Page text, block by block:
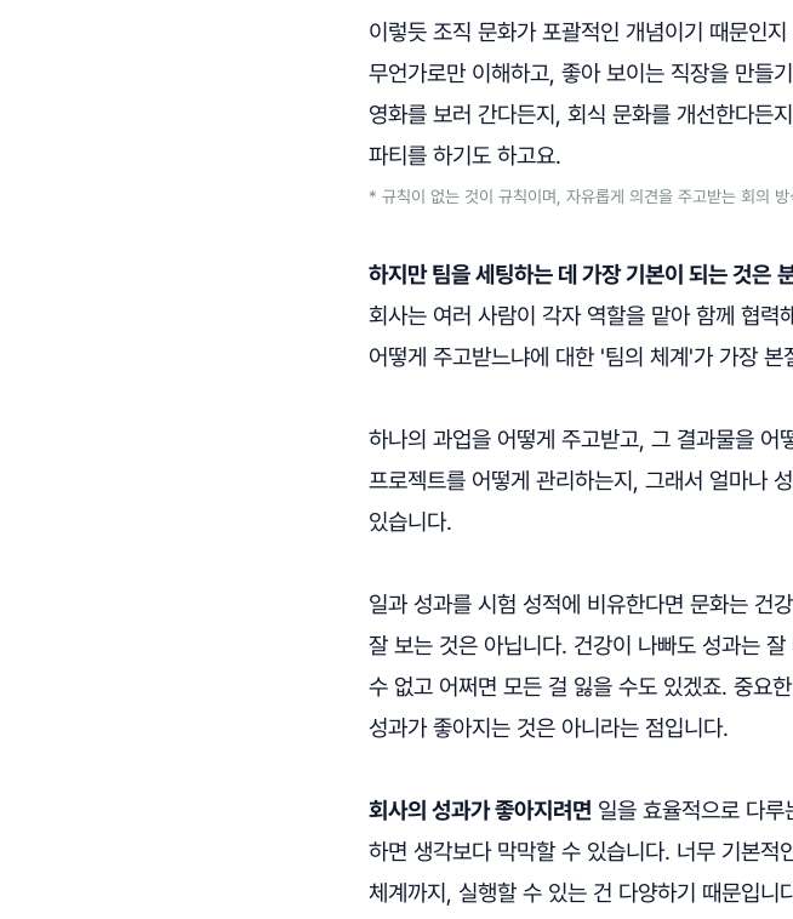
이렇듯 조직 문화가 포괄적인 개념이기 때문인
무언가로만 이해하고, 좋아 보이는 직장을 만들
영화를 보러 간다든지, 회식 문화를 개선한다
파티를 하기도 하고요.
* 규칙이 없는 것이 규칙이며, 자유롭게 의견을 주고받는 회의 방
하지만 팀을 세팅하는 데 가장 기본이 되는 것은
회사는 여러 사람이 각자 역할을 맡아 함께 협
어떻게 주고받느냐에 대한 '팀의 체계'가 가장 본
하나의 과업을 어떻게 주고받고, 그 결과물을 어
프로젝트를 어떻게 관리하는지, 그래서 얼마나
있습니다.
일과 성과를 시험 성적에 비유한다면 문화는 건
잘 보는 것은 아닙니다. 건강이 나빠도 성과는
수 없고 어쩌면 모든 걸 잃을 수도 있겠죠. 중요
성과가 좋아지는 것은 아니라는 점입니다.
회사의 성과가 좋아지려면 일을 효율적으로 다
하면 생각보다 막막할 수 있습니다. 너무 기본
체계까지, 실행할 수 있는 건 다양하기 때문입